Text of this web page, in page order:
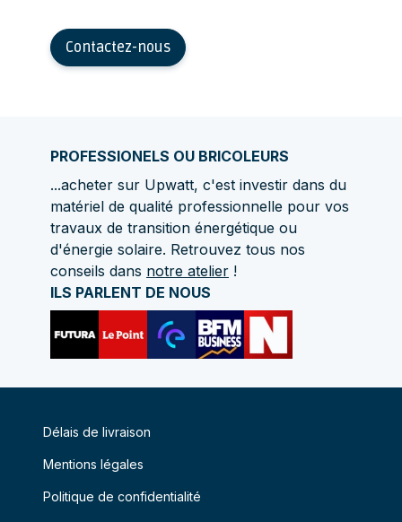
Contactez-nous
PROFESSIONELS OU BRICOLEURS
...acheter sur Upwatt, c'est investir dans du
matériel de qualité professionnelle pour vos
travaux de transition énergétique ou
d'énergie solaire. Retrouvez tous nos
conseils dans notre atelier !
ILS PARLENT DE NOUS
Délais de livraison
Mentions légales
Politique de confidentialité